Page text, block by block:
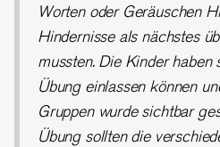
Worten oder Geräuschen
Hindernisse als nächstes
mussten. Die Kinder
Übung einlassen können
Gruppen wurde sichtbar
Übung sollten die